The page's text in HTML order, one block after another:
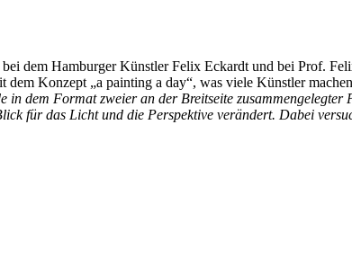
dem Hamburger Künstler Felix Eckardt und bei Prof.
Konzept „a painting a day“, was viele Künstler
dem Format zweier an der Breitseite zusammengelegter
für das Licht und die Perspektive verändert. Dabei